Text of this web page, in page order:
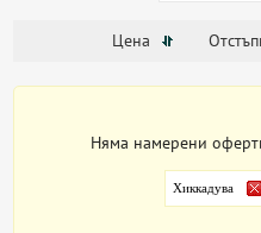
Цена
Няма намерени
Хиккадува